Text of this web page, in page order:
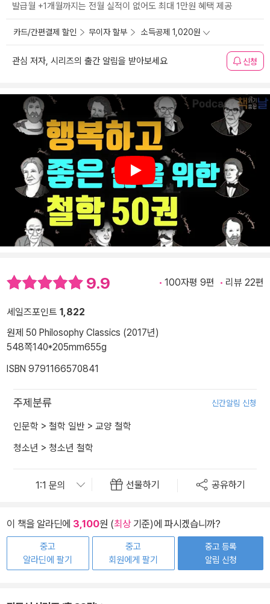
발급월 +1개월까지는 전월 실적이 없어도 최대 1만원 혜택 제공
카드/간편결제 할인 무이자 할부 소득공제 1,020원
관심 저자, 시리즈의 출간 알림을 받아보세요 신청
Play
9.9 100자평 9편 리뷰 22편
세일즈포인트 1,822
원제 50 Philosophy Classics (2017년)
548쪽140*205mm655g
ISBN 9791166570841
주제분류 신간알림 신청
인문학 > 철학 일반 > 교양 철학
청소년 > 청소년 철학
선물하기 공유하기
이 책을 알라딘에 3,100원 (최상기준)에 파시겠습니까?
중고
알라딘에 팔기
중고
회원에게 팔기
중고 등록
알림 신청